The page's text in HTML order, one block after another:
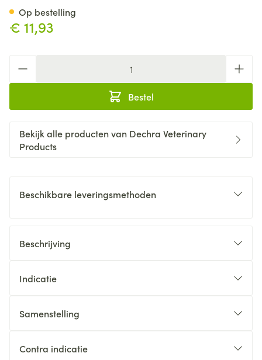
€ 11,93
Bestel
Op bestelling
Bekijk alle producten van Dechra Veterinary
Products
Beschikbare leveringsmethoden
Beschrijving
Indicatie
Samenstelling
Contra indicatie